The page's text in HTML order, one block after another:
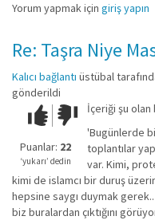
Yorum yapmak için giriş yapın
Re: Taşra Niye
Kalıcı bağlantı üstübal
gönderildi
Çok iyi!O
kadar
iyi
değil!
Puanlar: 22
‘yukarı’ dedin
İçeriği şu olan
'Bugünlerde
toplantılar
var. Kimi,
kimi de islamcı bir duruş
hepsine saygı duymak
biz buralardan çıktığını